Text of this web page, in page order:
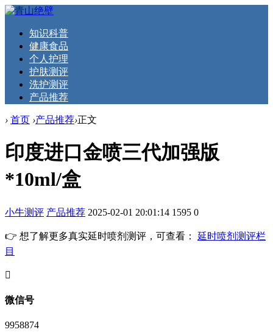
知识科普
健康食品
个人护理
护肤测评
洗护测评
产品推荐
› 首页 ›产品推荐›正文
印度进口金喷三代加强版
*10ml/盒
小牛测评 产品推荐 2025-02-01 20:01:14 1595 0
👉 想了解更多真实延时喷剂测评，可查看： 延时喷剂测评栏
目
󦘖
微信号
9958874